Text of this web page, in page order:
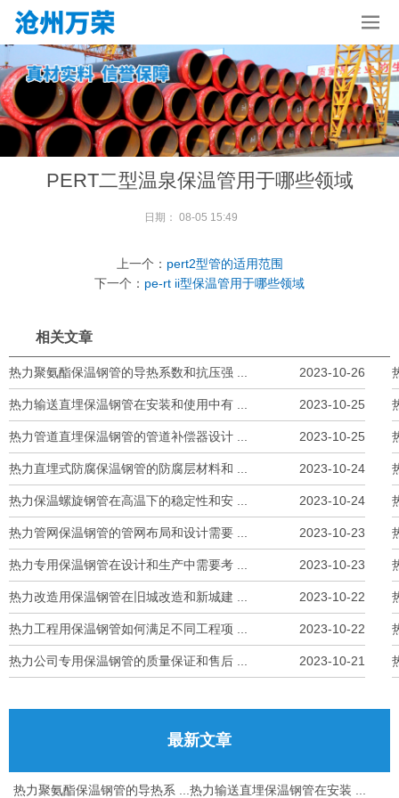
PERT二型温泉保温管用于哪些领域
日期： 08-05 15:49
上一个： pert2型管的适用范围
下一个： pe-rt ii型保温管用于哪些领域
相关文章
热力聚氨酯保温钢管的导热系数和抗压强 ... 2023-10-26
热力输送直埋保温钢管在安装和使用中有 ... 2023-10-25
热力管道直埋保温钢管的管道补偿器设计 ... 2023-10-25
热力直埋式防腐保温钢管的防腐层材料和 ... 2023-10-24
热力保温螺旋钢管在高温下的稳定性和安 ... 2023-10-24
热力管网保温钢管的管网布局和设计需要 ... 2023-10-23
热力专用保温钢管在设计和生产中需要考 ... 2023-10-23
热力改造用保温钢管在旧城改造和新城建 ... 2023-10-22
热力工程用保温钢管如何满足不同工程项 ... 2023-10-22
热力公司专用保温钢管的质量保证和售后 ... 2023-10-21
最新文章
热力聚氨酯保温钢管的导热系 ... 热力输送直埋保温钢管在安装 ...